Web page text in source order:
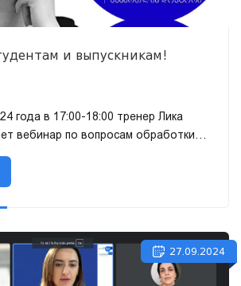
и выпускникам!
года в 17:00-18:00 тренер Лика
вебинар по вопросам обработки
для студентов и выпускников
Zoom, на...
27.09.2024